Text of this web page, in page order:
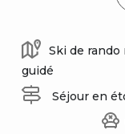
Ski de rando
guidé
Séjour en